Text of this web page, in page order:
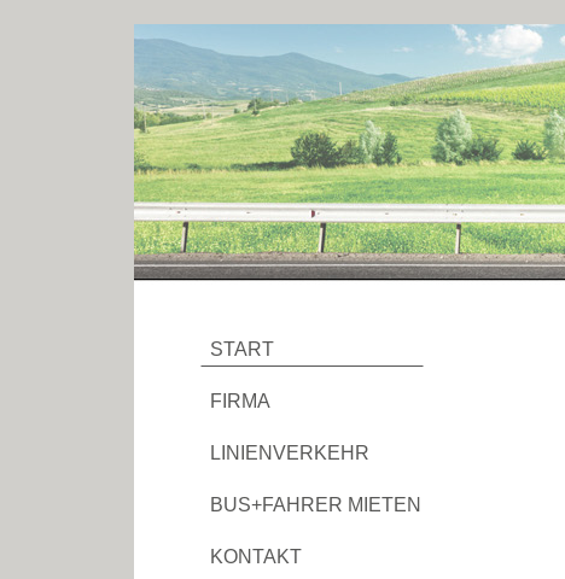
START
FIRMA
LINIENVERKEHR
BUS+FAHRER MIETEN
KONTAKT